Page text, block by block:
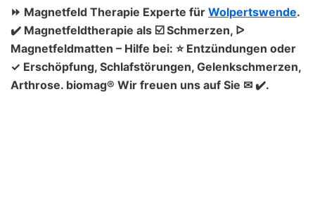
⏩ Magnetfeld Therapie Experte für Wolpertswende.
✔️ Magnetfeldtherapie als ☑️ Schmerzen, ᐅ
Magnetfeldmatten – Hilfe bei: ⭐ Entzündungen oder
✓ Erschöpfung, Schlafstörungen, Gelenkschmerzen,
Arthrose. biomag® Wir freuen uns auf Sie ✉ ✔️.